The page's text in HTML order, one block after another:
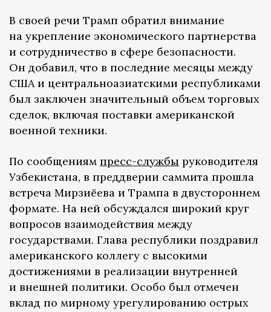
В своей речи Трамп обратил внимание
на укрепление экономического партнерства
и сотрудничество в сфере безопасности.
Он добавил, что в последние месяцы между
США и центральноазиатскими республиками
был заключен значительный объем торговых
сделок, включая поставки американской
военной техники.
По сообщениям пресс-службы руководителя
Узбекистана, в преддверии саммита прошла
встреча Мирзиёева и Трампа в двустороннем
формате. На ней обсуждался широкий круг
вопросов взаимодействия между
государствами. Глава республики поздравил
американского коллегу с высокими
достижениями в реализации внутренней
и внешней политики. Особо был отмечен
вклад по мирному урегулированию острых